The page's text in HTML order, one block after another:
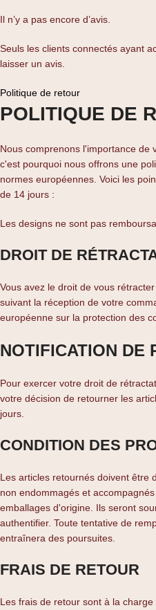
Il n’y a pas encore d’avis.
Seuls les clients connectés ayant
laisser un avis.
Politique de retour
POLITIQUE DE
Nous comprenons l'importance de
c'est pourquoi nous offrons une
normes européennes. Voici les
de 14 jours :
Les designs ne sont pas
DROIT DE
Vous avez le droit de vous
suivant la réception de votre
européenne sur la protection des
NOTIFICATION DE
Pour exercer votre droit de
votre décision de retourner les
jours.
CONDITION DES
Les articles retournés doivent être
non endommagés et
emballages d'origine. Ils seront
authentifier. Toute tentative de
entraînera des poursuites.
FRAIS DE RETOUR
Les frais de retour sont à la